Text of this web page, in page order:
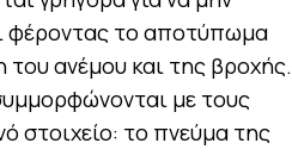
φέροντας το αποτύπωμα
ανέμου και της βροχής.
με τους
στοιχείο: το πνεύμα της